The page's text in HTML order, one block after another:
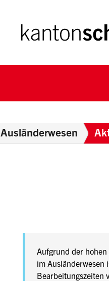
Ausländerwesen
Aufgrund der hohen
im Ausländerwesen
Bearbeitungszeiten